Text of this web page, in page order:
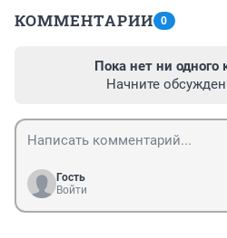
КОММЕНТАРИИ 0
Пока нет ни одного
Начните
Гость
Войти